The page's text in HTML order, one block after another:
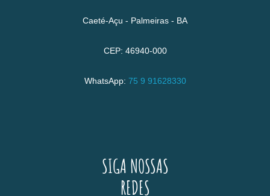
Caeté-Açu - Palmeiras - BA
CEP: 46940-000
WhatsApp: 75 9 91628330
SIGA NOSSAS
REDES